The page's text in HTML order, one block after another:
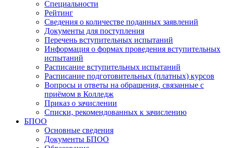
Специальности
Рейтинг
Сведения о количестве поданных заявлений
Документы для поступления
Перечень вступительных испытаний
Информация о формах проведения вступительных
испытаний
Расписание вступительных испытаний
Расписание подготовительных (платных) курсов
Вопросы и ответы на обращения, связанные с
приёмом в Колледж
Приказ о зачислении
Списки, рекомендованных к зачислению
БПОО
Основные сведения
Документы БПОО